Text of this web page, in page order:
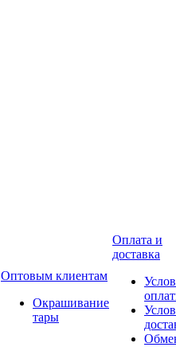
Оптовым клиентам
Окрашивание
тары
Оплата и
доставка